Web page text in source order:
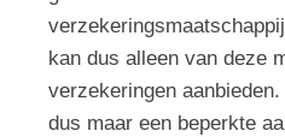
kan dus alleen van deze
verzekeringen
dus maar een beperkte